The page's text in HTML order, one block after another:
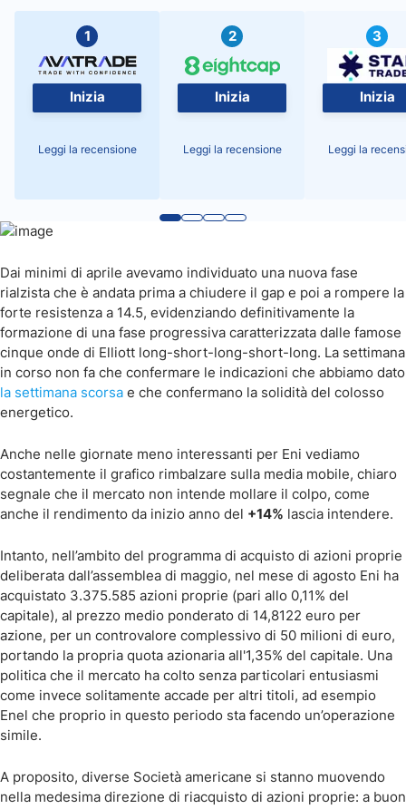
1
Inizia
Leggi la recensione
2
Inizia
Leggi la recensione
3
Inizia
Leggi la
Dai minimi di aprile avevamo individuato una nuova fase
rialzista che è andata prima a chiudere il gap e poi a rompere la
forte resistenza a 14.5, evidenziando definitivamente la
formazione di una fase progressiva caratterizzata dalle famose
cinque onde di Elliott long-short-long-short-long. La settimana
in corso non fa che confermare le indicazioni che abbiamo dato
la settimana scorsa e che confermano la solidità del colosso
energetico.
Anche nelle giornate meno interessanti per Eni vediamo
costantemente il grafico rimbalzare sulla media mobile, chiaro
segnale che il mercato non intende mollare il colpo, come
anche il rendimento da inizio anno del +14% lascia intendere.
Intanto, nell’ambito del programma di acquisto di azioni proprie
deliberata dall’assemblea di maggio, nel mese di agosto Eni ha
acquistato 3.375.585 azioni proprie (pari allo 0,11% del
capitale), al prezzo medio ponderato di 14,8122 euro per
azione, per un controvalore complessivo di 50 milioni di euro,
portando la propria quota azionaria all'1,35% del capitale. Una
politica che il mercato ha colto senza particolari entusiasmi
come invece solitamente accade per altri titoli, ad esempio
Enel che proprio in questo periodo sta facendo un’operazione
simile.
A proposito, diverse Società americane si stanno muovendo
nella medesima direzione di riacquisto di azioni proprie: a buon